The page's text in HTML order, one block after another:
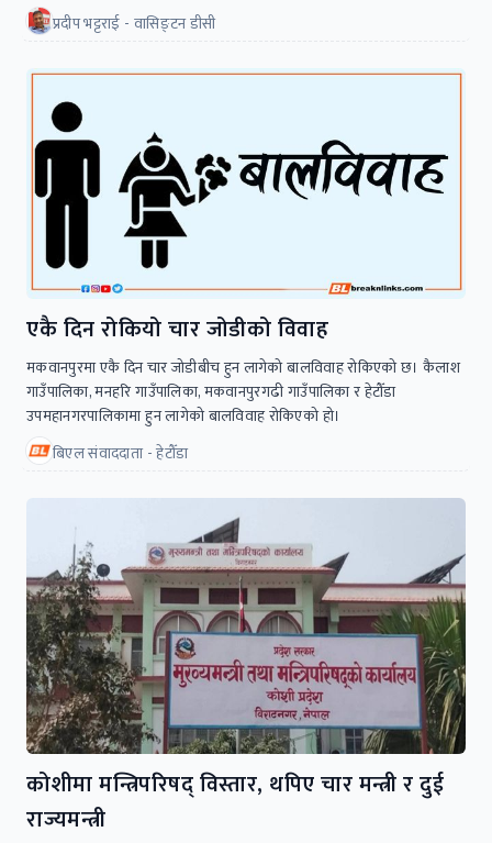
प्रदीप भट्टराई - वासिङ्टन डीसी
एकै दिन रोकियो चार जोडीको विवाह
मकवानपुरमा एकै दिन चार जोडीबीच हुन लागेको बालविवाह रोकिएको छ। कैलाश
गाउँपालिका, मनहरि गाउँपालिका, मकवानपुरगढी गाउँपालिका र हेटौँडा
उपमहानगरपालिकामा हुन लागेको बालविवाह रोकिएको हो।
बिएल संवाददाता - हेटौँडा
कोशीमा मन्त्रिपरिषद्‌ विस्तार, थपिए चार मन्त्री र दुई
राज्यमन्त्री